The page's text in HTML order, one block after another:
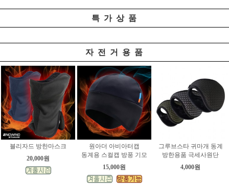
특 가 상 품
자 전 거 용 품
블리자드 방한마스크
20,000원
원아더 아비아터캡
동계용 스컬캡 방풍 기모
15,000원
그루브스타 귀마개 동계
방한용품 극세사원단
4,000원